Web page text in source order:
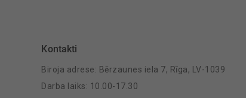
Kontakti
Biroja adrese: Bērzaunes iela 7, Rīga, LV-1039
Darba laiks: 10.00-17.30